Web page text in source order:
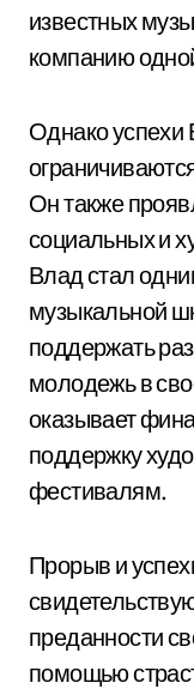
известных
компанию
Однако успехи
Он также
социальных и
Влад стал
музыкальной
поддержать
молодежь в
оказывает
поддержку
фестивалям.
Прорыв и
преданности
помощью